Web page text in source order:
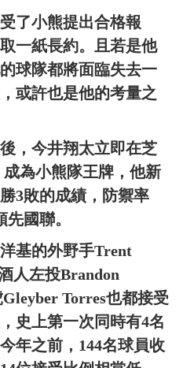
了小熊提出合格報
一紙長約。且若是他
球隊都將面臨失去一
或許也是他的考量之
，今井翔太立即在芝
為小熊隊王牌，他新
3敗的成績，防禦率
國聯。
基的外野手Trent
人左投Brandon
Torres也都接受
史上第一次同時有4名
年之前，144名球員收